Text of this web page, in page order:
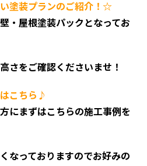
塗装プランのご紹介！☆
・屋根塗装パックとなってお
さをご確認くださいませ！
こちら♪
にまずはこちらの施工事例を
なっておりますのでお好みの